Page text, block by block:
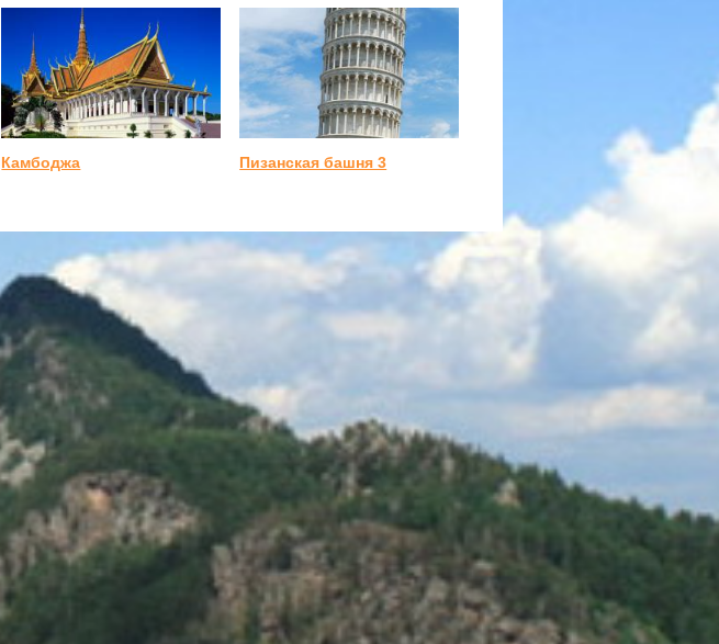
Камбоджа Пизанская башня 3